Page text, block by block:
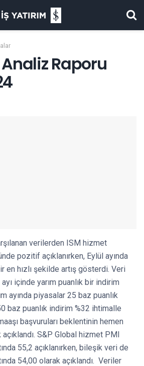
Raporu
verilerden ISM hizmet
pozitif açıklanırken, Eylül ayında
en hızlı şekilde artış gösterdi. Veri
ayı içinde yarım puanlık bir indirim
ayında piyasalar 25 baz puanlık
baz puanlık indirim %32 ihtimalle
başvuruları beklentinin hemen
S&P Global hizmet PMI
55,2 açıklanırken, bileşik veri de
54,00 olarak açıklandı. Veriler